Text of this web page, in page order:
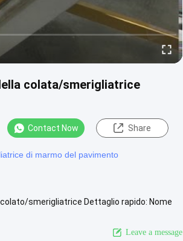
colata/smerigliatrice
Contact Now Share
di marmo del pavimento
smerigliatrice Dettaglio rapido: Nome
Leave a message